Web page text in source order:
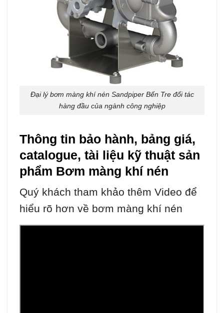
Đại lý bơm màng khí nén Sandpiper Bến Tre đối tác
hàng đầu của ngành công nghiệp
Thông tin bảo hành, bảng giá,
catalogue, tài liệu kỹ thuật sản
phẩm Bơm màng khí nén
Quý khách tham khảo thêm Video để
hiểu rõ hơn về bơm màng khí nén